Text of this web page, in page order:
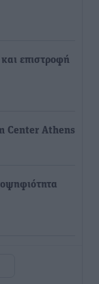
επιστροφή
Center Athens